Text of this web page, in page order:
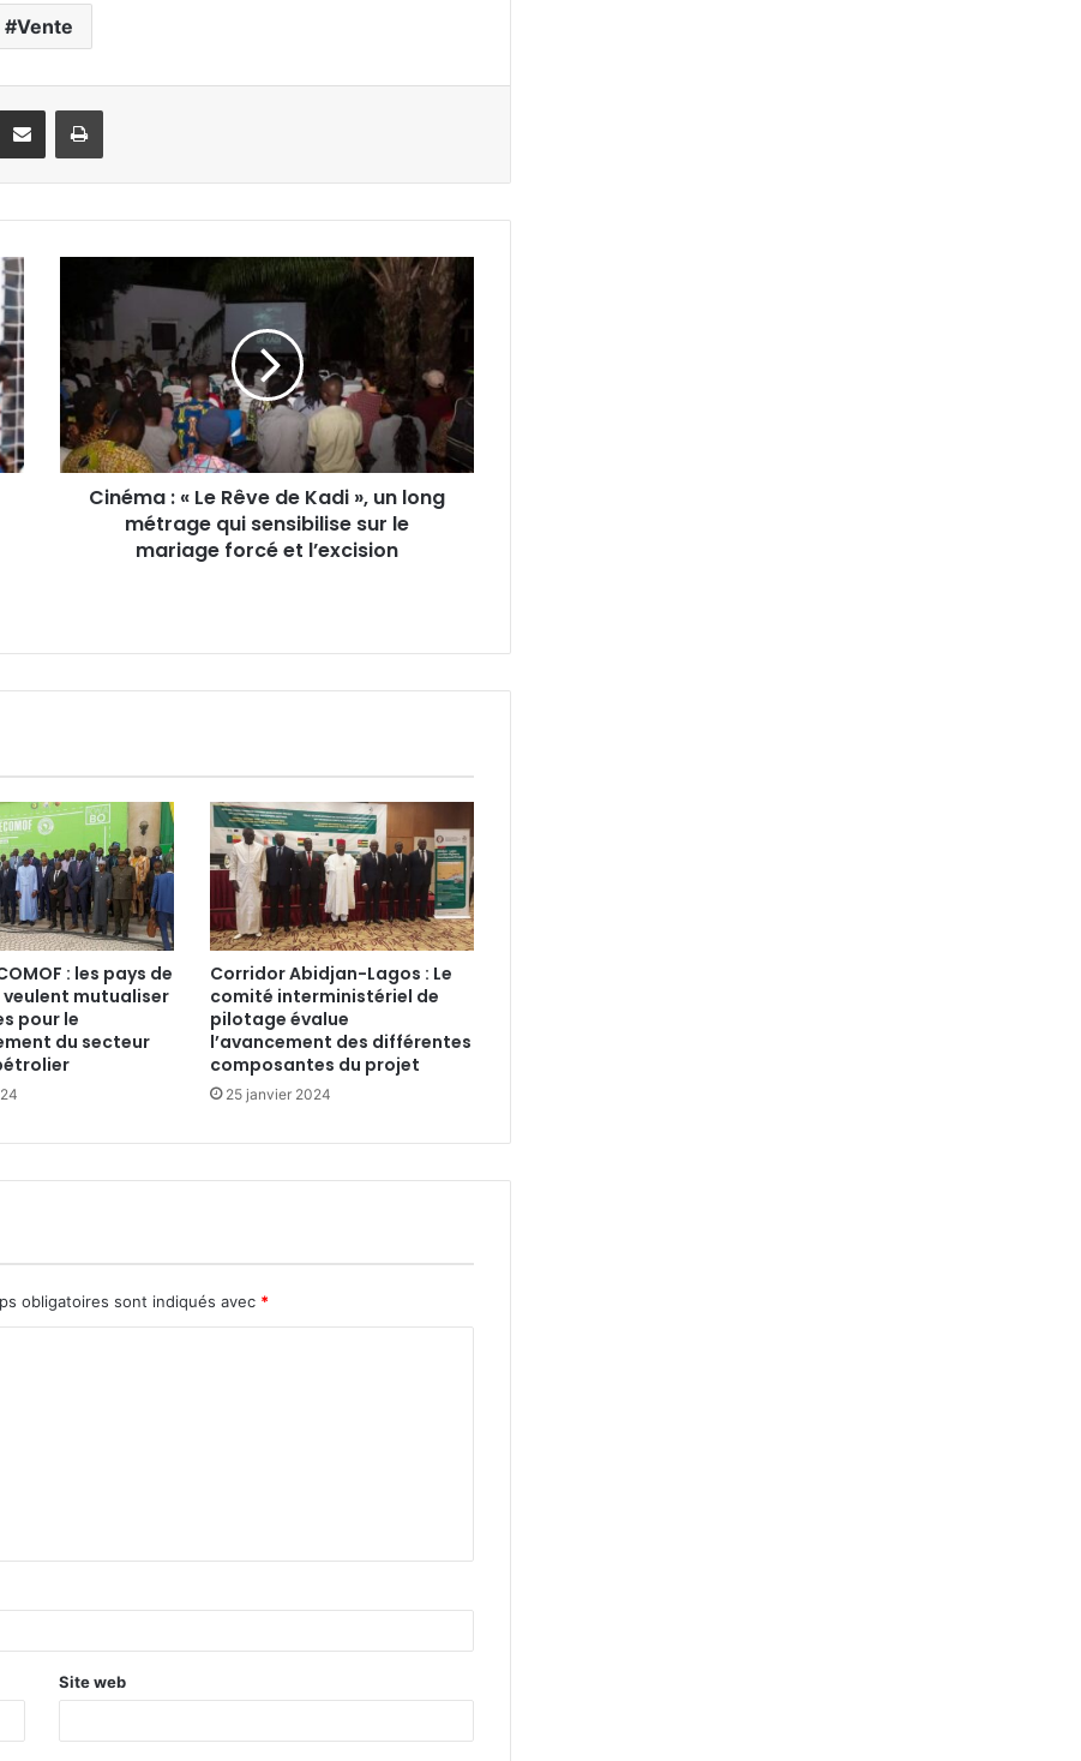
Vente
Cinéma : « Le Rêve de Kadi », un long
métrage qui sensibilise sur le
mariage forcé et l’excision
: les pays de
veulent mutualiser
pour le
du secteur
Corridor Abidjan-Lagos : Le
comité interministériel de
pilotage évalue
l’avancement des différentes
composantes du projet
25 janvier 2024
obligatoires sont indiqués avec *
Site web